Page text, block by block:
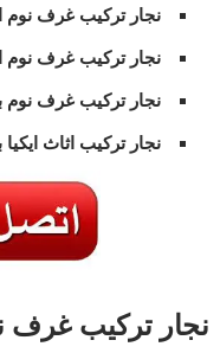
نجار تركيب غرف نوم
نجار تركيب غرف نوم
نجار تركيب غرف نوم
نجار تركيب اثاث ايكيا
نجار تركيب غرف